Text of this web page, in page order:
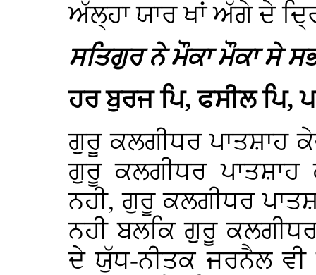
ਅੱਲ੍ਹਾ ਯਾਰ ਖਾਂ ਅੱਗੇ ਦੇ
ਸਤਿਗੁਰ ਨੇ ਮੌਕਾ ਮੌਕਾ ਸੇ
ਹਰ ਬੁਰਜ ਪਿ, ਫਸੀਲ ਪਿ,
ਗੁਰੂ ਕਲਗੀਧਰ ਪਾਤਸ਼ਾਹ
ਗੁਰੂ ਕਲਗੀਧਰ
ਨਹੀ, ਗੁਰੂ ਕਲਗੀਧਰ
ਨਹੀ ਬਲਕਿ ਗੁਰੂ
ਦੇ ਯੁੱਧ-ਨੀਤਕ ਜਰਨੈਲ